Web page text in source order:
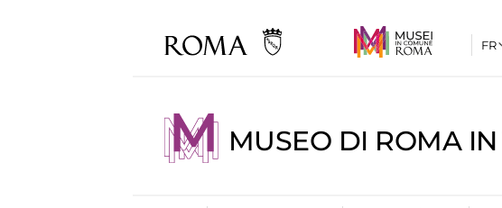
MUSEO DI ROMA IN